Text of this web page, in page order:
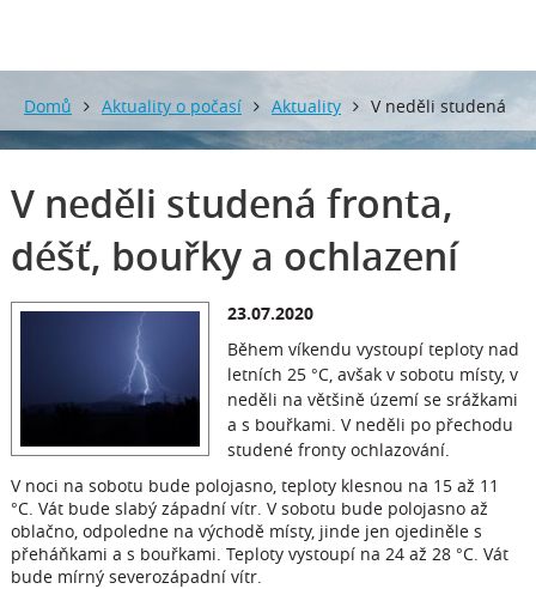
Domů Aktuality o počasí Aktuality V neděli studená
fronta, déšť, bouřky a ochlazení
V neděli studená fronta,
déšť, bouřky a ochlazení
23.07.2020
Během víkendu vystoupí teploty nad
letních 25 °C, avšak v sobotu místy, v
neděli na většině území se srážkami
a s bouřkami. V neděli po přechodu
studené fronty ochlazování.
V noci na sobotu bude polojasno, teploty klesnou na 15 až 11
°C. Vát bude slabý západní vítr. V sobotu bude polojasno až
oblačno, odpoledne na východě místy, jinde jen ojediněle s
přeháňkami a s bouřkami. Teploty vystoupí na 24 až 28 °C. Vát
bude mírný severozápadní vítr.